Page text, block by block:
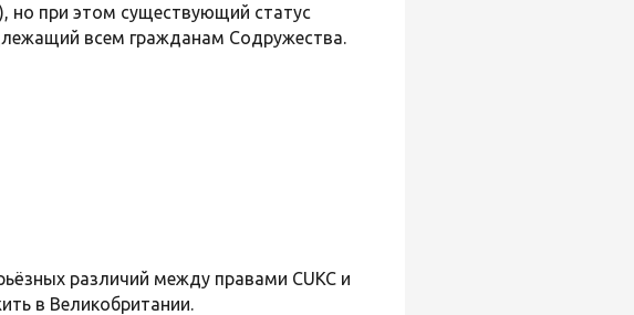
но при этом существующий статус
всем гражданам Содружества.
различий между правами CUKC и
в Великобритании.